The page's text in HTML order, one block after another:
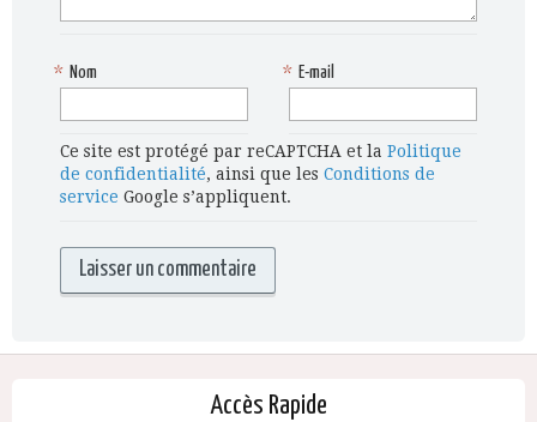
Nom
* E-mail
*
Ce site est protégé par reCAPTCHA et la Politique
de confidentialité, ainsi que les Conditions de
service Google s’appliquent.
Accès Rapide